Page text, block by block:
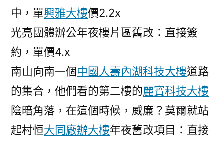
中，單興雅大樓價2.2x
光亮團體辦公年夜樓片區舊改：直接簽
約，單價4.x
南山向南一個中國人壽內湖科技大樓道路
的集合，他們看的第二樓的麗寶科技大樓
陰暗角落，在這個時候，威廉？莫爾就站
起村恒大同廠辦大樓年夜舊改項目：直接